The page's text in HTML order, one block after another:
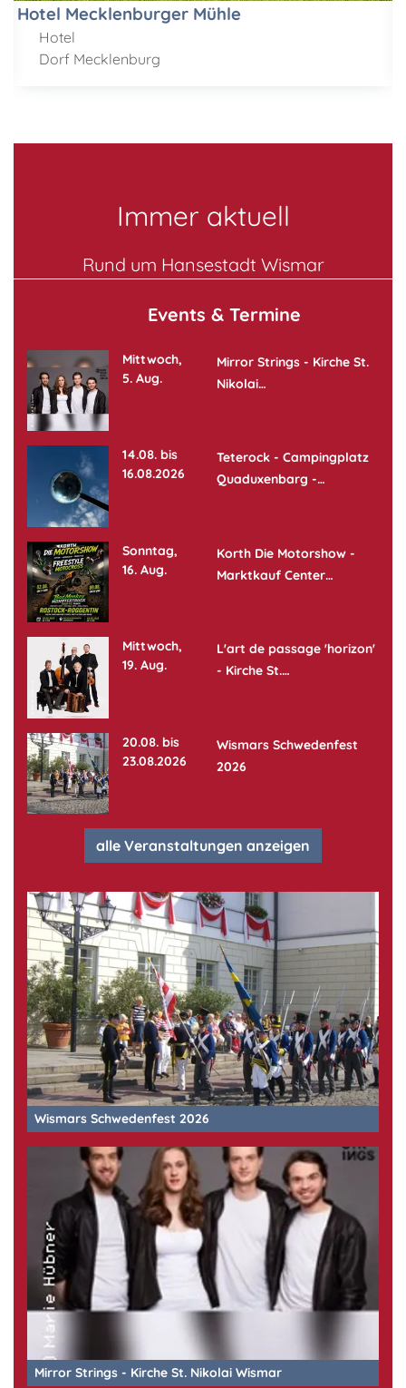
Hotel Mecklenburger Mühle
Hotel
Dorf Mecklenburg
Immer aktuell
Rund um Hansestadt Wismar
Events & Termine
Mittwoch,
5. Aug.
Mirror Strings - Kirche St.
Nikolai…
14.08. bis
16.08.2026
Teterock - Campingplatz
Quaduxenbarg -…
Sonntag,
16. Aug.
Korth Die Motorshow -
Marktkauf Center…
Mittwoch,
19. Aug.
L'art de passage 'horizon'
- Kirche St.…
20.08. bis
23.08.2026
Wismars Schwedenfest
2026
alle Veranstaltungen anzeigen
Wismars Schwedenfest 2026
Mirror Strings - Kirche St. Nikolai Wismar